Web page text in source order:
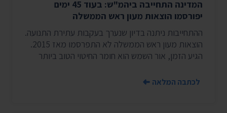
המדינה התחייבה ביהמ"ש: בעוד 45 ימים
יפורסמו הוצאות מעון ראש הממשלה
ההתחייבות ניתנה בדיון שנערך בעקבות עתירת התנועה.
הוצאות מעון ראש הממשלה לא התפרסמו מאז 2015.
הגיע הזמן, אור השמש הוא חומר החיטוי הטוב ביותר
לכתבה המלאה